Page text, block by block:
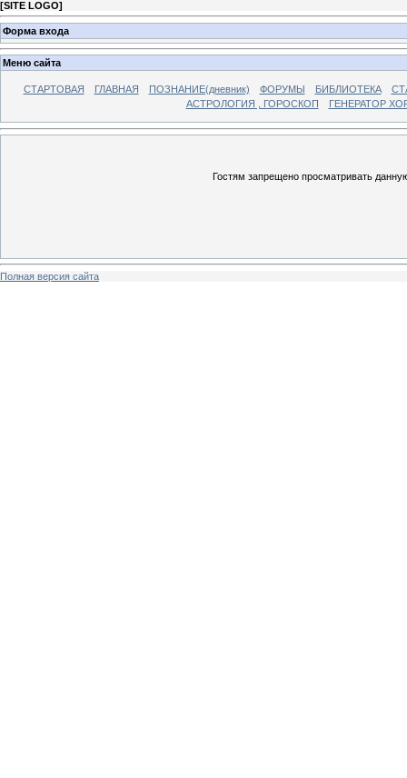
[SITE LOGO]
Форма входа
Меню сайта
СТАРТОВАЯ ГЛАВНАЯ ПОЗНАНИЕ(дневник) ФОРУМЫ БИБЛИОТЕКА
АСТРОЛОГИЯ , ГОРОСКОП
ГЕНЕРАТОР
Гостям запрещено просматривать
Полная версия сайта